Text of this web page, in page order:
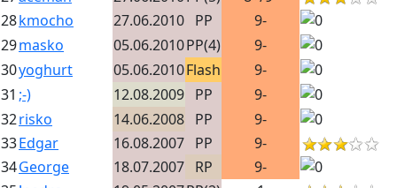
28kmocho 27.06.2010 PP
9-
29masko 05.06.2010PP(4)
9-
30yoghurt 05.06.2010Flash
9-
31 ;-) 12.08.2009 PP
9-
32risko 14.06.2008 PP
9-
33Edgar 16.08.2007 PP
9-
34George 18.07.2007 RP
9-